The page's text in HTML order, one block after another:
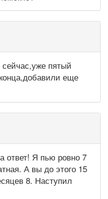
пятый
еще
ответ! Я пью ровно 7
А вы до этого 15
8. Наступил